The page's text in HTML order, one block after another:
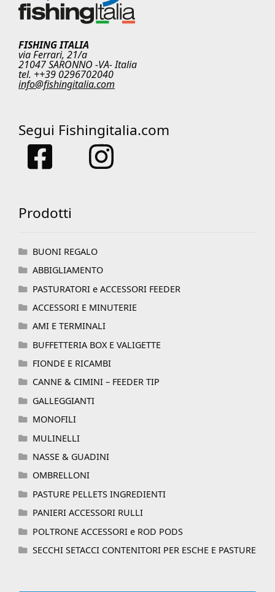
FISHING ITALIA
via Ferrari, 21/a
21047 SARONNO -VA- Italia
tel. ++39 0296702040
info@fishingitalia.com
Segui Fishingitalia.com
Prodotti
BUONI REGALO
ABBIGLIAMENTO
PASTURATORI e ACCESSORI FEEDER
ACCESSORI E MINUTERIE
AMI E TERMINALI
BUFFETTERIA BOX E VALIGETTE
FIONDE E RICAMBI
CANNE & CIMINI – FEEDER TIP
GALLEGGIANTI
MONOFILI
MULINELLI
NASSE & GUADINI
OMBRELLONI
PASTURE PELLETS INGREDIENTI
PANIERI ACCESSORI RULLI
POLTRONE ACCESSORI e ROD PODS
SECCHI SETACCI CONTENITORI PER ESCHE E PASTURE